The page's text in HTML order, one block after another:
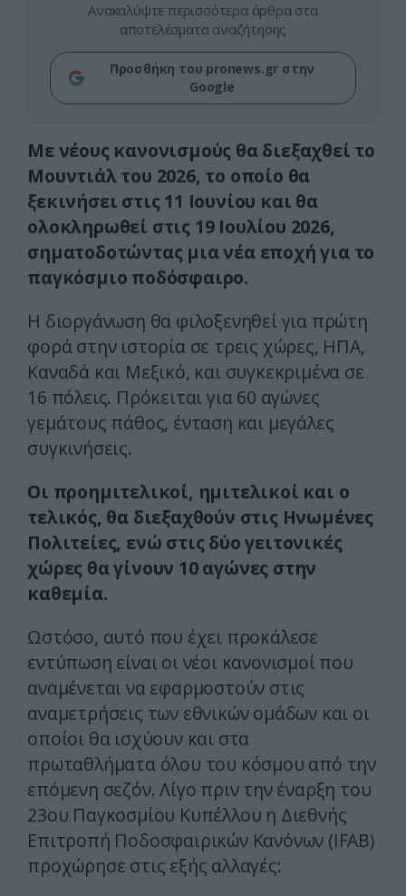
Ανακαλύψτε περισσότερα άρθρα στα
αποτελέσματα αναζήτησης
Προσθήκη του pronews.gr στην
Google
Με νέους κανονισμούς θα διεξαχθεί το
Μουντιάλ του 2026, το οποίο θα
ξεκινήσει στις 11 Ιουνίου και θα
ολοκληρωθεί στις 19 Ιουλίου 2026,
σηματοδοτώντας μια νέα εποχή για το
παγκόσμιο ποδόσφαιρο.
Η διοργάνωση θα φιλοξενηθεί για πρώτη
φορά στην ιστορία σε τρεις χώρες, ΗΠΑ,
Καναδά και Μεξικό, και συγκεκριμένα σε
16 πόλεις. Πρόκειται για 60 αγώνες
γεμάτους πάθος, ένταση και μεγάλες
συγκινήσεις.
Οι προημιτελικοί, ημιτελικοί και ο
τελικός, θα διεξαχθούν στις Ηνωμένες
Πολιτείες, ενώ στις δύο γειτονικές
χώρες θα γίνουν 10 αγώνες στην
καθεμία.
Ωστόσο, αυτό που έχει προκάλεσε
εντύπωση είναι οι νέοι κανονισμοί που
αναμένεται να εφαρμοστούν στις
αναμετρήσεις των εθνικών ομάδων και οι
οποίοι θα ισχύουν και στα
πρωταθλήματα όλου του κόσμου από την
επόμενη σεζόν. Λίγο πριν την έναρξη του
23ου Παγκοσμίου Κυπέλλου η Διεθνής
Επιτροπή Ποδοσφαιρικών Κανόνων (IFAB)
προχώρησε στις εξής αλλαγές: